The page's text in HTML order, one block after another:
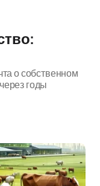
о собственном
годы